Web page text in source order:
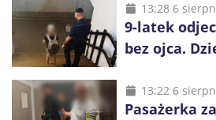
13:28 6
9-latek
bez ojca.
i kierownik
13:22 6
Pasażerka